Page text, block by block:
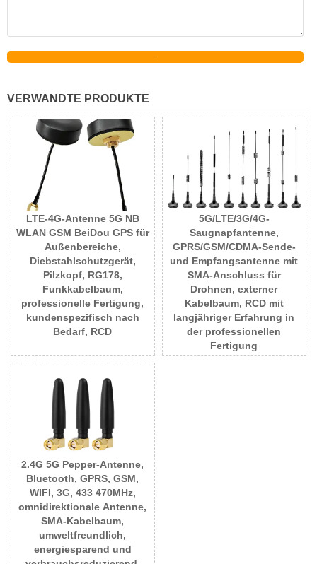
VERWANDTE PRODUKTE
LTE-4G-Antenne 5G NB
WLAN GSM BeiDou GPS für
Außenbereiche,
Diebstahlschutzgerät,
Pilzkopf, RG178,
Funkkabelbaum,
professionelle Fertigung,
kundenspezifisch nach
Bedarf, RCD
5G/LTE/3G/4G-
Saugnapfantenne,
GPRS/GSM/CDMA-Sende-
und Empfangsantenne mit
SMA-Anschluss für
Drohnen, externer
Kabelbaum, RCD mit
langjähriger Erfahrung in
der professionellen
Fertigung
2.4G 5G Pepper-Antenne,
Bluetooth, GPRS, GSM,
WIFI, 3G, 433 470MHz,
omnidirektionale Antenne,
SMA-Kabelbaum,
umweltfreundlich,
energiesparend und